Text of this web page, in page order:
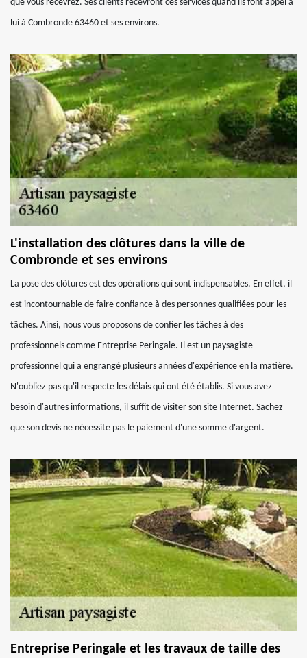
que vous recevrez. Ses clients recevront ces services quand ils font appel à
lui à Combronde 63460 et ses environs.
L'installation des clôtures dans la ville de
Combronde et ses environs
La pose des clôtures est des opérations qui sont indispensables. En effet, il
est incontournable de faire confiance à des personnes qualifiées pour les
tâches. Ainsi, nous vous proposons de confier les tâches à des
professionnels comme Entreprise Peringale. Il est un paysagiste
professionnel qui a engrangé plusieurs années d'expérience en la matière.
N'oubliez pas qu'il respecte les délais qui ont été établis. Si vous avez
besoin d'autres informations, il suffit de visiter son site Internet. Sachez
que son devis ne nécessite pas le paiement d'une somme d'argent.
Entreprise Peringale et les travaux de taille des